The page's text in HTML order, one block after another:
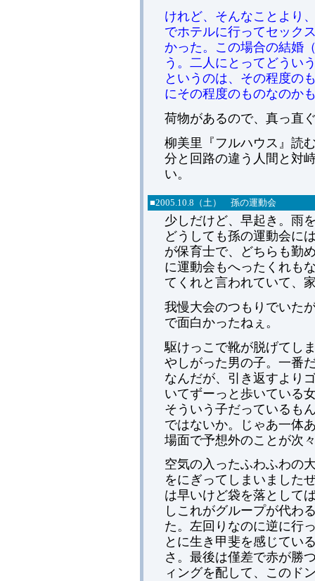
けれど、そんなことより
でホテルに行ってセック
かった。この場合の結婚
う。二人にとってどうい
というのは、その程度の
にその程度のものなのか
荷物があるので、真っ直
柳美里『フルハウス』読
分と回路の違う人間と対
い。
■2005.10.8（土） 孫の運動会
少しだけど、早起き。雨
どうしても孫の運動会に
が保育士で、どちらも勤
に運動会もへったくれも
てくれと言われていて、
我慢大会のつもりでいた
で面白かったねぇ。
駆けっこで靴が脱げてし
やしがった男の子。一番
なんだが、引き返すより
いてずーっと歩いている
そういう子だっているも
ではないか。じゃあ一体
場面で予想外のことが次
空気の入ったふわふわの
をにぎってしまいました
は早いけど袋を落として
しこれがグループが代わ
た。左回りなのに逆に行
とに生き甲斐を感じてい
さ。最後は僅差で赤が勝
ィングを配して、このド